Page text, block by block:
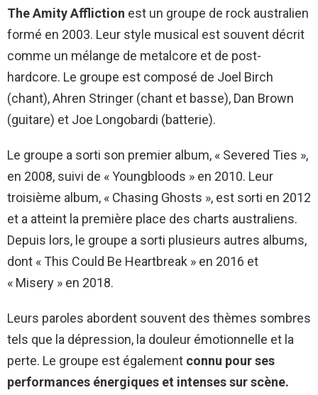
The Amity Affliction est un groupe de rock australien
formé en 2003. Leur style musical est souvent décrit
comme un mélange de metalcore et de post-
hardcore. Le groupe est composé de Joel Birch
(chant), Ahren Stringer (chant et basse), Dan Brown
(guitare) et Joe Longobardi (batterie).
Le groupe a sorti son premier album, « Severed Ties »,
en 2008, suivi de « Youngbloods » en 2010. Leur
troisième album, « Chasing Ghosts », est sorti en 2012
et a atteint la première place des charts australiens.
Depuis lors, le groupe a sorti plusieurs autres albums,
dont « This Could Be Heartbreak » en 2016 et
« Misery » en 2018.
Leurs paroles abordent souvent des thèmes sombres
tels que la dépression, la douleur émotionnelle et la
perte. Le groupe est également connu pour ses
performances énergiques et intenses sur scène.